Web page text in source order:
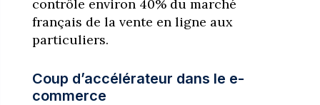
contrôle environ 40% du marché
français de la vente en ligne aux
particuliers.
Coup d’accélérateur dans le e-
commerce